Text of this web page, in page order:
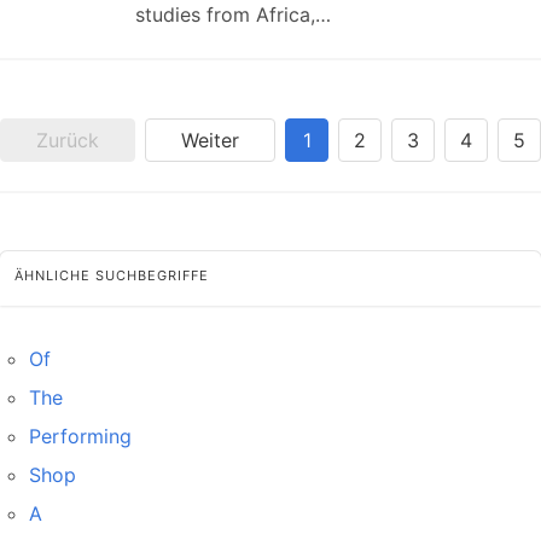
studies from Africa,…
Zurück Weiter 1 2 3 4 5
ÄHNLICHE SUCHBEGRIFFE
Of
The
Performing
Shop
A